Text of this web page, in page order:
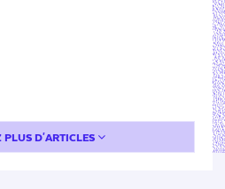
PLUS D'ARTICLES